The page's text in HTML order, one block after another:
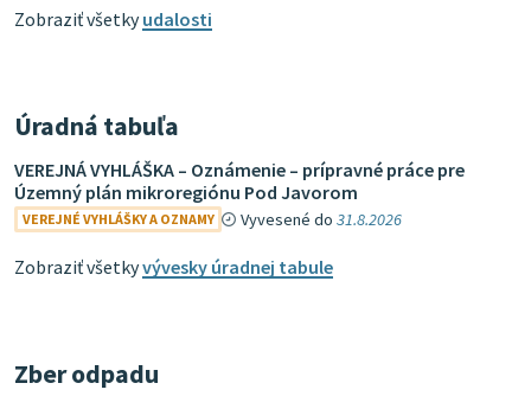
Zobraziť všetkyudalosti
Úradná tabuľa
VEREJNÁ VYHLÁŠKA – Oznámenie – prípravné práce pre
Územný plán mikroregiónu Pod Javorom
VEREJNÉ VYHLÁŠKY A OZNAMY Vyvesené do31.8.2026
Zobraziť všetkyvývesky úradnej tabule
Zber odpadu